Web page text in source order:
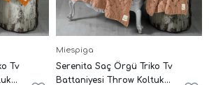
Tv
Miespiga
Serenita Saç Örgü Triko Tv
Battaniyesi Throw Koltuk